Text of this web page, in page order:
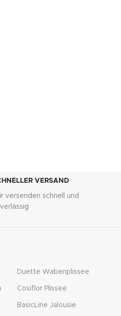
VERSAND
versenden schnell und
Duette Wabenplissee
Cosiflor Plissee
BasicLine Jalousie